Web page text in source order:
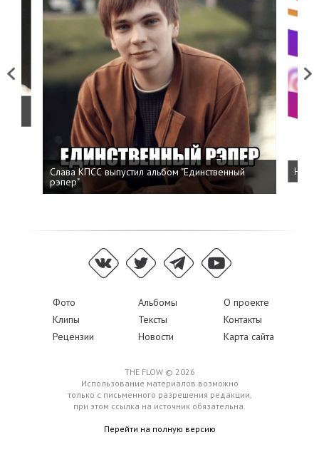
Previous
Слава КПСС выпустил альбом "Единственный
рэпер"
Next
Фото Альбомы
О проекте
Клипы
Тексты
Контакты
Рецензии
Новости Карта сайта
THE FLOW © 2026
Использование материалов возможно
только с письменного разрешения редакции,
при этом ссылка на источник обязательна.
Перейти на полную версию